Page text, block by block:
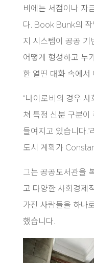
비에는 서점이나 자
다. Book Bunk의 작
지 시스템이 공공 기
어떻게 형성하고 누
한 열띤 대화 속에서
“나이로비의 경우
쳐 특정 신분 구분이
들여지고 있습니다
도시 계획가
그는 공공도서관을
고 다양한 사회경제
가진 사람들을 하나
했습니다.